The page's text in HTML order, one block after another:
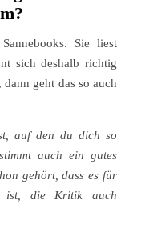
Sie liest
sich deshalb richtig
geht das so auch
auf den du dich so
auch ein gutes
gehört, dass es für
ist, die Kritik auch